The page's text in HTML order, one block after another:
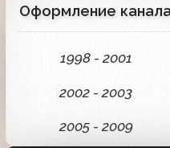
Оформление
1998 - 2001
2002 - 2003
2005 - 2009